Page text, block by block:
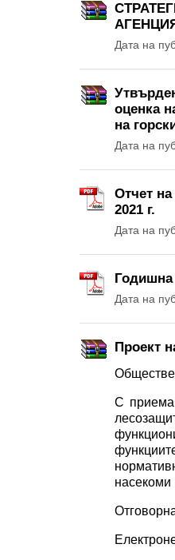
Дата на
оценка
на
Дата на
Отчет
2021 г.
Дата на
Годишна
Дата на
Проект
С
насекоми